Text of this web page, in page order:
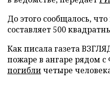
До этого сообщалось,
составляет 500
Как писала газета
пожаре в ангаре рядом
погибличетыре